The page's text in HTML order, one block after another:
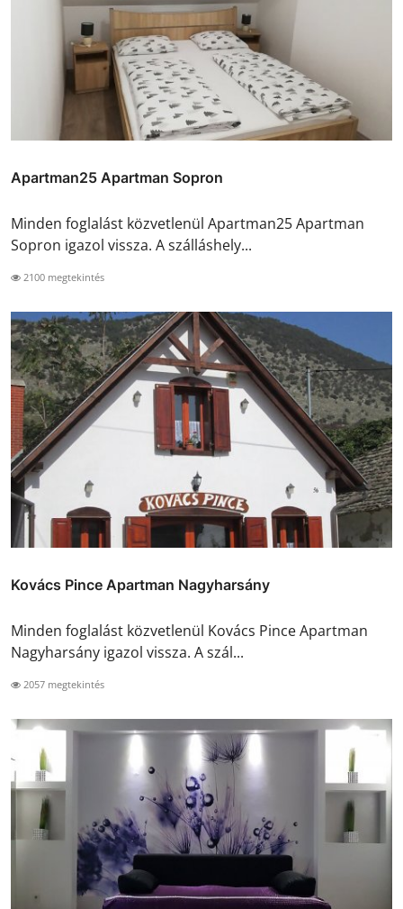
Apartman25 Apartman Sopron
Minden foglalást közvetlenül Apartman25 Apartman
Sopron igazol vissza. A szálláshely...
2100 megtekintés
Kovács Pince Apartman Nagyharsány
Minden foglalást közvetlenül Kovács Pince Apartman
Nagyharsány igazol vissza. A szál...
2057 megtekintés